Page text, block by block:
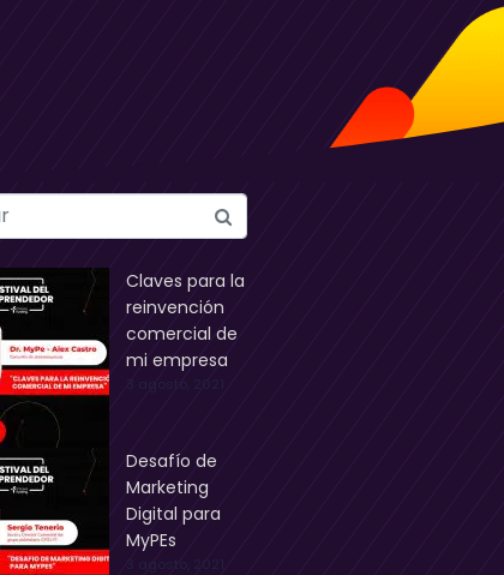
Claves para la
reinvención
comercial de
mi empresa
Desafío de
Marketing
Digital para
MyPEs